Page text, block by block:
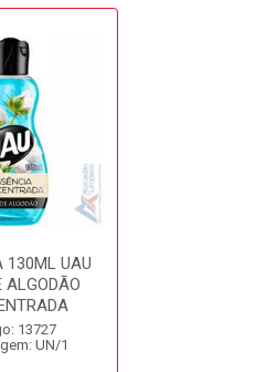
130ML UAU
ALGODÃO
13727
UN/1